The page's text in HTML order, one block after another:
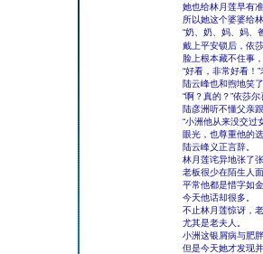
她也给林月莲早有
所以她这个婆婆给
“奶、奶、妈、妈、
戴上平安锁后，依
脸上根本藏不住事
“好看，非常好看！
陆云峰也和煦地笑
“啊？真的？”依莎
陆彦洲听不懂父亲
“小洲他从来没交过
眼光，也尊重他的
陆云峰义正言辞。
林月莲诧异地张了
老板很少在陌生人
平常他都是惜字如
今天他话却很多。
不止林月莲惊讶，
尤其是老夫人。
小洲这银屑病与肥
但是今天她才发现